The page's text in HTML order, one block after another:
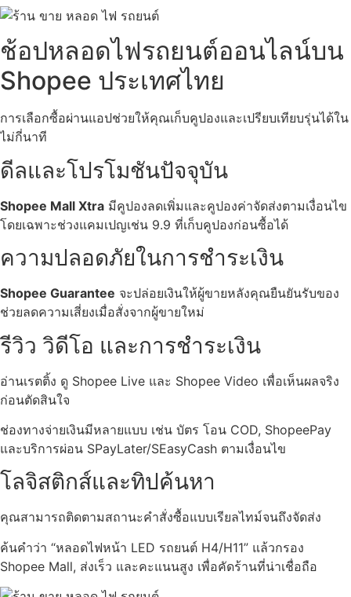
ช้อปหลอดไฟรถยนต์ออนไลน์บน
Shopee ประเทศไทย
การเลือกซื้อผ่านแอปช่วยให้คุณเก็บคูปองและเปรียบเทียบรุ่นได้ใน
ไม่กี่นาที
ดีลและโปรโมชันปัจจุบัน
Shopee Mall Xtra มีคูปองลดเพิ่มและคูปองค่าจัดส่งตามเงื่อนไข
โดยเฉพาะช่วงแคมเปญเช่น 9.9 ที่เก็บคูปองก่อนซื้อได้
ความปลอดภัยในการชำระเงิน
Shopee Guarantee จะปล่อยเงินให้ผู้ขายหลังคุณยืนยันรับของ
ช่วยลดความเสี่ยงเมื่อสั่งจากผู้ขายใหม่
รีวิว วิดีโอ และการชำระเงิน
อ่านเรตติ้ง ดู Shopee Live และ Shopee Video เพื่อเห็นผลจริง
ก่อนตัดสินใจ
ช่องทางจ่ายเงินมีหลายแบบ เช่น บัตร โอน COD, ShopeePay
และบริการผ่อน SPayLater/SEasyCash ตามเงื่อนไข
โลจิสติกส์และทิปค้นหา
คุณสามารถติดตามสถานะคำสั่งซื้อแบบเรียลไทม์จนถึงจัดส่ง
ค้นคำว่า “หลอดไฟหน้า LED รถยนต์ H4/H11” แล้วกรอง
Shopee Mall, ส่งเร็ว และคะแนนสูง เพื่อคัดร้านที่น่าเชื่อถือ